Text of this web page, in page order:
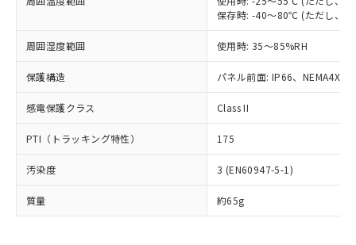
保存時: -40～80℃ (ただし、氷
周囲湿度範囲 使用時: 35～85%RH
保護構造 パネル前面: IP66、NEMA4X,
感電保護クラス Class II
PTI（トラッキング特性） 175
汚染度 3 (EN60947-5-1)
質量 約65g
様のお取引先、またはお客様担当のオ
ムロン制御機器販売店・当社販売員に
オムロン制御機器販売店や当社販売拠
販売ネットワーク
」をご確認
在庫状況および標準価格結果を当社の
事前の承諾なく第三者に漏洩または開
示しないようお願いします。
マイパーツ機能（部品リスト作成サー
ビス）をご利用いただくには、I-Web
メンバーズにご登録されている必要が
あります。
ルベンジル（BBP） 1000ppm以下、フタル酸ジブチル
（DBP） 1000ppm以下、フタル酸ジイソブチル
但し、RoHS指令で産業用監視および制御機器に対する
適用除外項目は除く。
図的な使用がないことを確認しています。
部品在庫の切り替え状況などにより、予定
月が前後することがあります。
DBP(フタル酸ジブチル) : 1000ppm、 DIBP(フタル酸ジ
イソブチル) : 1000ppm、 BBP(フタル酸ブチルベンジ
DEHP(フタル酸ビス(2-エチルヘキシル)) : 1000ppm
「ｅ」：有害物質（10物質）のすべてが基
準値以下であることを示します。
「10」：通常の使用状況下において有害物
質が外部に漏えいし、環境に深刻な影響を
「－」：未確認です。当社販売部門へお問
全に破砕するなど、違法に輸出されな
いよう必要な手段を講じます。
当社は貴社製品を、核兵器、ミサイ
ル、化学兵器、生物兵器またはその他
武器並びにこれらの製造装置等に一切
当社は、貴社製品を第三者に販売する
場合は、上記1、2および3の内容を当
該第三者に通知します。また当社は、
法に輸出するおそれがある場合は、取
り引きをいたしません。
一定数には満たないが在庫あり
在庫なし(最新の在庫状況につ
いては、お客様のお取引先、ま
たはお客様担当のオムロン制御
機器販売店・当社販売員にご確
受注生産機種、また在庫状況の
情報を公開していない機種